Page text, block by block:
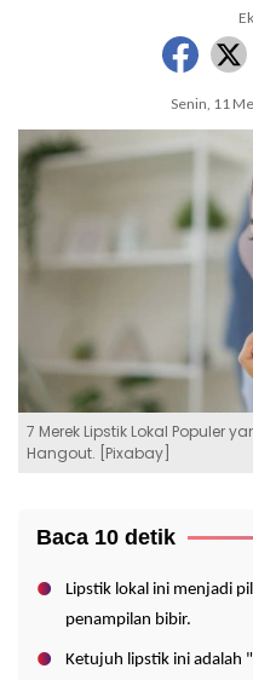
Senin, 11
7 Merek Lipstik Lokal Populer
Hangout. [Pixabay]
Baca 10 detik
Lipstik lokal ini menjadi
penampilan bibir.
Ketujuh lipstik ini adalah